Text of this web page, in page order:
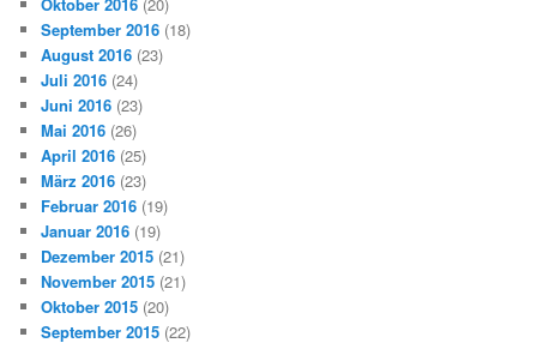
September 2016 (18)
August 2016 (23)
Juli 2016 (24)
Juni 2016 (23)
Mai 2016 (26)
April 2016 (25)
März 2016 (23)
Februar 2016 (19)
Januar 2016 (19)
Dezember 2015 (21)
November 2015 (21)
Oktober 2015 (20)
September 2015 (22)